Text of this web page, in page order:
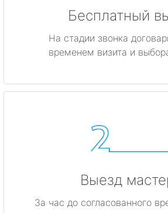
Бесплатный
На стадии звонка
временем визита и
Выезд
За час до согласованного